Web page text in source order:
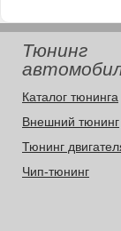
Тюнинг
Каталог тюнинга
Внешний тюнинг
Тюнинг
Чип-тюнинг